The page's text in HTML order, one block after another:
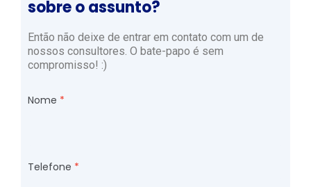
sobre o assunto?
Então não deixe de entrar em contato com um de
nossos consultores. O bate-papo é sem
compromisso! :)
Nome
Telefone